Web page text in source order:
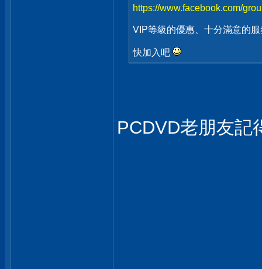
https://www.facebook.com/
VIP等級的優惠、十分滿意的服
快加入吧
PCDVD老朋友記